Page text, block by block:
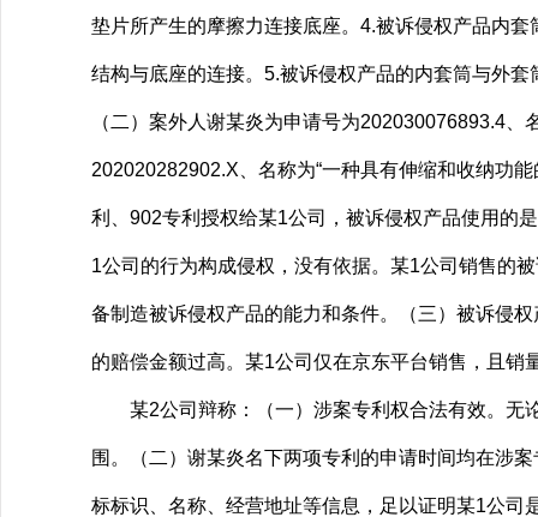
垫片所产生的摩擦力连接底座。4.被诉侵权产品内
结构与底座的连接。5.被诉侵权产品的内套筒与外
（二）案外人谢某炎为申请号为202030076893.4
202020282902.X、名称为“一种具有伸缩和收纳功
利、902专利授权给某1公司，被诉侵权产品使用的
1公司的行为构成侵权，没有依据。某1公司销售的
备制造被诉侵权产品的能力和条件。（三）被诉侵
的赔偿金额过高。某1公司仅在京东平台销售，且销
某2公司辩称：（一）涉案专利权合法有效。无
围。（二）谢某炎名下两项专利的申请时间均在涉
标标识、名称、经营地址等信息，足以证明某1公